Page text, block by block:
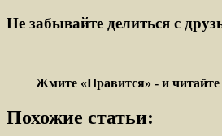
Не забывайте делиться с
Жмите «Нравится» - и
Похожие статьи: